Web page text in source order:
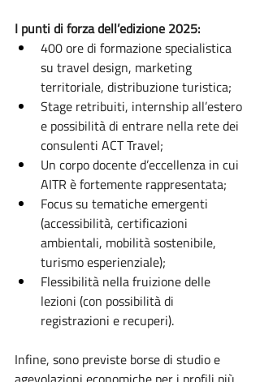
I punti di forza dell’edizione 2025:
400 ore di formazione specialistica
su travel design, marketing
territoriale, distribuzione turistica;
Stage retribuiti, internship all’estero
e possibilità di entrare nella rete dei
consulenti ACT Travel;
Un corpo docente d’eccellenza in cui
AITR è fortemente rappresentata;
Focus su tematiche emergenti
(accessibilità, certificazioni
ambientali, mobilità sostenibile,
turismo esperienziale);
Flessibilità nella fruizione delle
lezioni (con possibilità di
registrazioni e recuperi).
Infine, sono previste borse di studio e